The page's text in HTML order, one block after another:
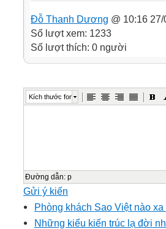
Đỗ Thanh Dương @ 10:16
Số lượt xem: 1233
Số lượt thích: 0 người
Kích thước font
Đường dẫn: p
Gửi ý kiến
Phòng khách Sao Việt nào
Những kiểu kiến trúc lạ đời